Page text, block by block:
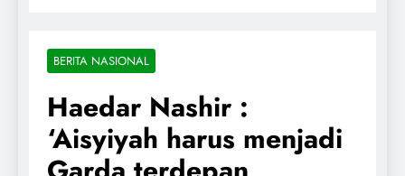
BERITA NASIONAL
Haedar Nashir :
‘Aisyiyah harus menjadi